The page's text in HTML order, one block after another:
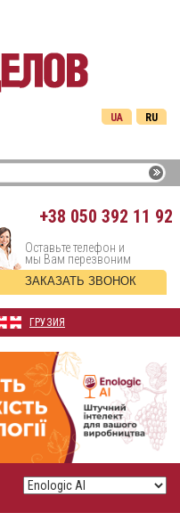
RU
UA
+38 050 392 11 92
Оставьте телефон и
мы Вам перезвоним
ЗАКАЗАТЬ ЗВОНОК
ГРУЗИЯ